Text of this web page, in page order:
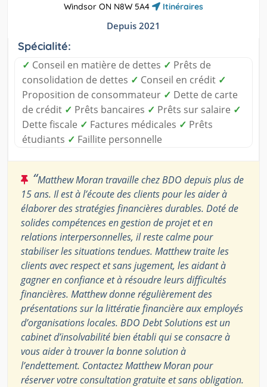
Windsor ON N8W 5A4
Itinéraires
Depuis 2021
Spécialité:
✓ Conseil en matière de dettes ✓ Prêts de
consolidation de dettes ✓ Conseil en crédit ✓
Proposition de consommateur ✓ Dette de carte
de crédit ✓ Prêts bancaires ✓ Prêts sur salaire ✓
Dette fiscale ✓ Factures médicales ✓ Prêts
étudiants ✓ Faillite personnelle
“Matthew Moran travaille chez BDO depuis plus de
15 ans. Il est à l’écoute des clients pour les aider à
élaborer des stratégies financières durables. Doté de
solides compétences en gestion de projet et en
relations interpersonnelles, il reste calme pour
stabiliser les situations tendues. Matthew traite les
clients avec respect et sans jugement, les aidant à
gagner en confiance et à résoudre leurs difficultés
financières. Matthew donne régulièrement des
présentations sur la littératie financière aux employés
d’organisations locales. BDO Debt Solutions est un
cabinet d’insolvabilité bien établi qui se consacre à
vous aider à trouver la bonne solution à
l’endettement. Contactez Matthew Moran pour
réserver votre consultation gratuite et sans obligation.